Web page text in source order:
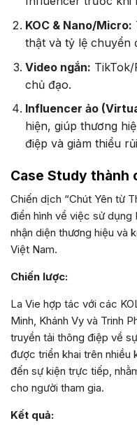
KOC & Nano/Micro:
thật và tỷ lệ chuyển
Video ngắn:
chủ đạo.
Influencer ảo
hiện, giúp thương
điệp và giảm thiểu
Case Study thành
Chiến dịch “Chút Yên từ
điển hình về việc sử dụng
nhận diện thương hiệu và
Việt Nam.
Chiến lược:
La Vie hợp tác với các
Minh, Khánh Vy và Trinh
truyền tải thông điệp về
được triển khai trên nhiều
đến sự kiện trực tiếp,
cho người tham gia.
Kết quả: